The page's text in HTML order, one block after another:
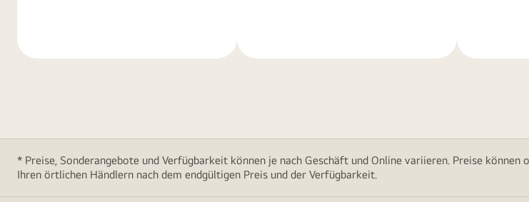
* Preise, Sonderangebote und Verfügbarkeit können je nach Geschäft und Online variieren. Preise
Ihren örtlichen Händlern nach dem endgültigen Preis und der Verfügbarkeit.